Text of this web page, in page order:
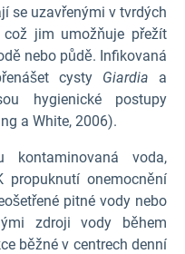
se uzavřenými v tvrdých
což jim umožňuje přežít
nebo půdě. Infikovaná
cysty Giardia a
hygienické postupy
a White, 2006).
voda,
propuknutí onemocnění
pitné vody nebo
zdroji vody během
běžné v centrech denní